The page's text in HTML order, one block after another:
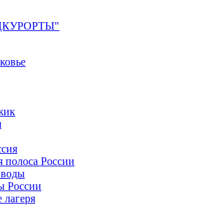
полоса России
России
лагеря